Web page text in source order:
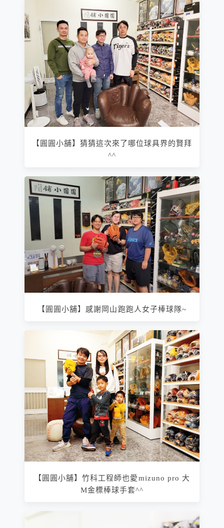
【圓圓小舖】猜猜這次來了哪位球具界的賢拜
^^
【圓圓小舖】感謝岡山跑跑人女子棒球隊~
【圓圓小舖】竹科工程師也愛mizuno pro 大
M金標棒球手套^^